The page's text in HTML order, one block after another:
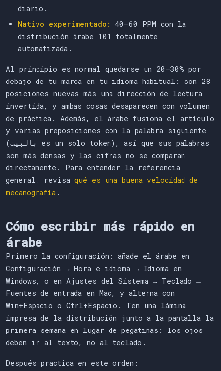
diario.
Nativo experimentado:
40–60 PPM con la
distribución árabe 101 totalmente
automatizada.
Al principio es normal quedarse un 20–30% por
debajo de tu marca en tu idioma habitual: son 28
posiciones nuevas más una dirección de lectura
invertida, y ambas cosas desaparecen con volumen
de práctica. Además, el árabe fusiona el artículo
y varias preposiciones con la palabra siguiente
(بالبيت es un solo token), así que sus palabras
son más densas y las cifras no se comparan
directamente. Para entender la referencia
general, revisa qué es una buena velocidad de
mecanografía .
Cómo escribir más rápido en
árabe
Primero la configuración: añade el árabe en
Configuración → Hora e idioma → Idioma en
Windows, o en Ajustes del Sistema → Teclado →
Fuentes de entrada en Mac, y alterna con
Win+Espacio o Ctrl+Espacio. Ten una lámina
impresa de la distribución junto a la pantalla la
primera semana en lugar de pegatinas: los ojos
deben ir al texto, no al teclado.
Después practica en este orden: